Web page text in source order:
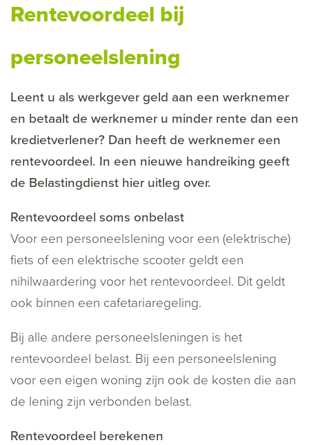
Rentevoordeel bij
personeelslening
Leent u als werkgever geld aan een werknemer
en betaalt de werknemer u minder rente dan een
kredietverlener? Dan heeft de werknemer een
rentevoordeel. In een nieuwe handreiking geeft
de Belastingdienst hier uitleg over.
Rentevoordeel soms onbelast
Voor een personeelslening voor een (elektrische)
fiets of een elektrische scooter geldt een
nihilwaardering voor het rentevoordeel. Dit geldt
ook binnen een cafetariaregeling.
Bij alle andere personeelsleningen is het
rentevoordeel belast. Bij een personeelslening
voor een eigen woning zijn ook de kosten die aan
de lening zijn verbonden belast.
Rentevoordeel berekenen